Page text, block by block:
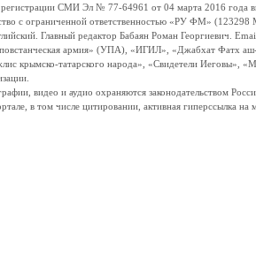
СМИ Эл № 77-64961 от 04 марта 2016 года
с ограниченной ответственностью «РУ ФМ»
Главный редактор Бабаян Роман Георгиевич.
повстанческая армия» (УПА), «ИГИЛ», «Джабхат
татарского народа», «Свидетели Иеговы»,
видео и аудио охраняются законодательством
в том числе цитировании, активная гиперссылка